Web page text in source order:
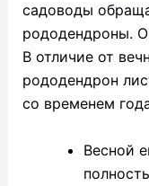
садоводы
рододендроны.
В отличие от
рододендрон
со временем
Весной